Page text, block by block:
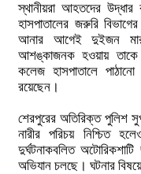
স্থানীয়রা আহতদের
হাসপাতালের জরুরি
আনার আগেই দুইজন
আশঙ্কাজনক হওয়ায় তাকে
কলেজ হাসপাতালে
রয়েছেন।
শেরপুরের অতিরিক্ত পুলিশ
নারীর পরিচয় নিশ্চিত
দুর্ঘটনাকবলিত
অভিযান চলছে। ঘটনার